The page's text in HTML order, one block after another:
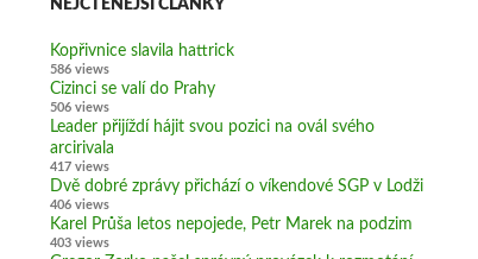
NEJČTENĚJŠÍ ČLÁNKY
Kopřivnice slavila hattrick
586 views
Cizinci se valí do Prahy
506 views
Leader přijíždí hájit svou pozici na ovál svého
arcirivala
417 views
Dvě dobré zprávy přichází o víkendové SGP v Lodži
406 views
Karel Průša letos nepojede, Petr Marek na podzim
403 views